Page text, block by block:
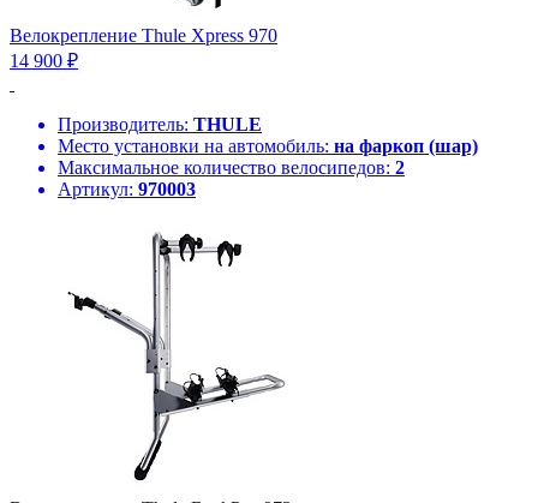
Велокрепление Thule Xpress 970
14 900 ₽
Производитель: THULE
Место установки на автомобиль: на фаркоп (шар)
Максимальное количество велосипедов: 2
Артикул: 970003